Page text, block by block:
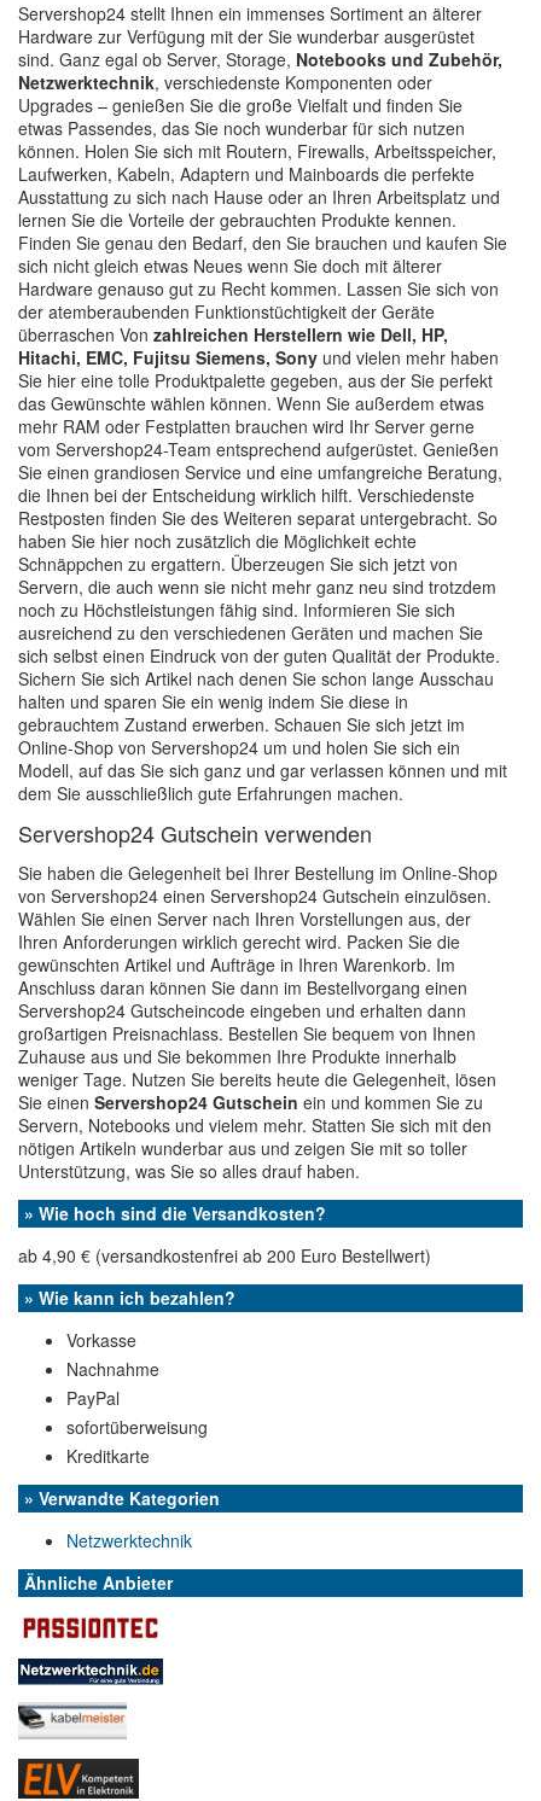
Servershop24 stellt Ihnen ein immenses Sortiment an älterer
Hardware zur Verfügung mit der Sie wunderbar ausgerüstet
sind. Ganz egal ob Server, Storage, Notebooks und Zubehör,
Netzwerktechnik, verschiedenste Komponenten oder
Upgrades – genießen Sie die große Vielfalt und finden Sie
etwas Passendes, das Sie noch wunderbar für sich nutzen
können. Holen Sie sich mit Routern, Firewalls, Arbeitsspeicher,
Laufwerken, Kabeln, Adaptern und Mainboards die perfekte
Ausstattung zu sich nach Hause oder an Ihren Arbeitsplatz und
lernen Sie die Vorteile der gebrauchten Produkte kennen.
Finden Sie genau den Bedarf, den Sie brauchen und kaufen Sie
sich nicht gleich etwas Neues wenn Sie doch mit älterer
Hardware genauso gut zu Recht kommen. Lassen Sie sich von
der atemberaubenden Funktionstüchtigkeit der Geräte
überraschen Von zahlreichen Herstellern wie Dell, HP,
Hitachi, EMC, Fujitsu Siemens, Sony und vielen mehr haben
Sie hier eine tolle Produktpalette gegeben, aus der Sie perfekt
das Gewünschte wählen können. Wenn Sie außerdem etwas
mehr RAM oder Festplatten brauchen wird Ihr Server gerne
vom Servershop24-Team entsprechend aufgerüstet. Genießen
Sie einen grandiosen Service und eine umfangreiche Beratung,
die Ihnen bei der Entscheidung wirklich hilft. Verschiedenste
Restposten finden Sie des Weiteren separat untergebracht. So
haben Sie hier noch zusätzlich die Möglichkeit echte
Schnäppchen zu ergattern. Überzeugen Sie sich jetzt von
Servern, die auch wenn sie nicht mehr ganz neu sind trotzdem
noch zu Höchstleistungen fähig sind. Informieren Sie sich
ausreichend zu den verschiedenen Geräten und machen Sie
sich selbst einen Eindruck von der guten Qualität der Produkte.
Sichern Sie sich Artikel nach denen Sie schon lange Ausschau
halten und sparen Sie ein wenig indem Sie diese in
gebrauchtem Zustand erwerben. Schauen Sie sich jetzt im
Online-Shop von Servershop24 um und holen Sie sich ein
Modell, auf das Sie sich ganz und gar verlassen können und mit
dem Sie ausschließlich gute Erfahrungen machen.
Servershop24 Gutschein verwenden
Sie haben die Gelegenheit bei Ihrer Bestellung im Online-Shop
von Servershop24 einen Servershop24 Gutschein einzulösen.
Wählen Sie einen Server nach Ihren Vorstellungen aus, der
Ihren Anforderungen wirklich gerecht wird. Packen Sie die
gewünschten Artikel und Aufträge in Ihren Warenkorb. Im
Anschluss daran können Sie dann im Bestellvorgang einen
Servershop24 Gutscheincode eingeben und erhalten dann
großartigen Preisnachlass. Bestellen Sie bequem von Ihnen
Zuhause aus und Sie bekommen Ihre Produkte innerhalb
weniger Tage. Nutzen Sie bereits heute die Gelegenheit, lösen
Sie einen Servershop24 Gutschein ein und kommen Sie zu
Servern, Notebooks und vielem mehr. Statten Sie sich mit den
nötigen Artikeln wunderbar aus und zeigen Sie mit so toller
Unterstützung, was Sie so alles drauf haben.
» Wie hoch sind die Versandkosten?
ab 4,90 € (versandkostenfrei ab 200 Euro Bestellwert)
» Wie kann ich bezahlen?
Vorkasse
Nachnahme
PayPal
sofortüberweisung
Kreditkarte
» Verwandte Kategorien
Netzwerktechnik
Ähnliche Anbieter